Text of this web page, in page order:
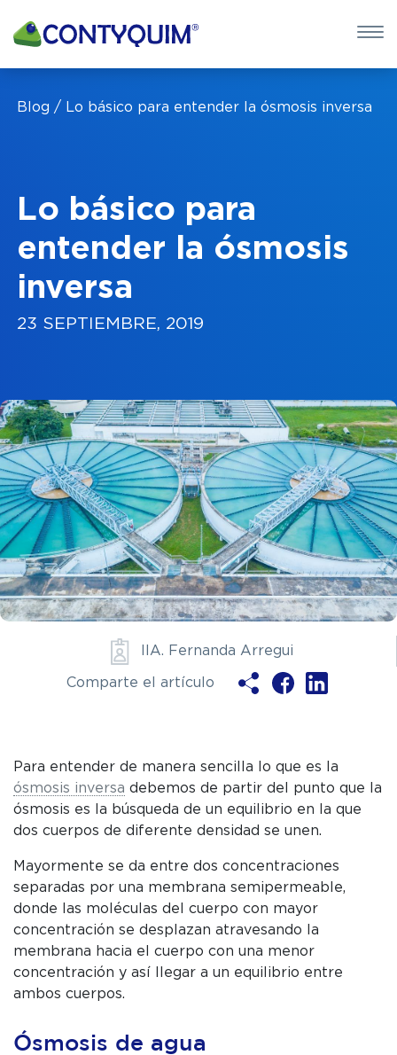
×
field
Blog Lo básico para entender la ósmosis inversa
Lo básico para
entender la ósmosis
inversa
23 SEPTIEMBRE, 2019
IIA. Fernanda Arregui
Comparte el artículo
Para entender de manera sencilla lo que es la
ósmosis inversa debemos de partir del punto que la
ósmosis es la búsqueda de un equilibrio en la que
dos cuerpos de diferente densidad se unen.
Mayormente se da entre dos concentraciones
separadas por una membrana semipermeable,
donde las moléculas del cuerpo con mayor
concentración se desplazan atravesando la
membrana hacia el cuerpo con una menor
concentración y así llegar a un equilibrio entre
ambos cuerpos.
Ósmosis de agua